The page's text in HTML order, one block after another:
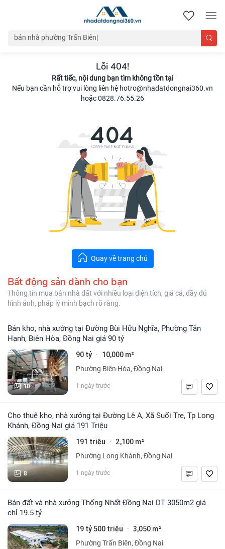
nhadatdongnai360.vn
Lỗi 404!
Rất tiếc, nội dung bạn tìm không tồn tại
Nếu bạn cần hỗ trợ vui lòng liên hệ hotro@nhadatdongnai360.vn
hoặc 0828.76.55.26
Quay về trang chủ
Bất động sản dành cho bạn
Thông tin mua bán nhà đất với nhiều loại diện tích, giá cả, đầy đủ
hình ảnh, pháp lý minh bạch rõ ràng.
Bán kho, nhà xưởng tại Đường Bùi Hữu Nghĩa, Phường Tân
Hạnh, Biên Hòa, Đồng Nai giá 90 tỷ
10
90 tỷ · 10,000 m²
Phường Biên Hòa, Đồng Nai
1 ngày trước
Cho thuê kho, nhà xưởng tại Đường Lê A, Xã Suối Tre, Tp Long
Khánh, Đồng Nai giá 191 Triệu
8
191 triệu · 2,100 m²
Phường Long Khánh, Đồng Nai
1 ngày trước
Bán đất và nhà xưởng Thống Nhất Đồng Nai DT 3050m2 giá
chỉ 19.5 tỷ
19 tỷ 500 triệu · 3,050 m²
Phường Trấn Biên, Đồng Nai